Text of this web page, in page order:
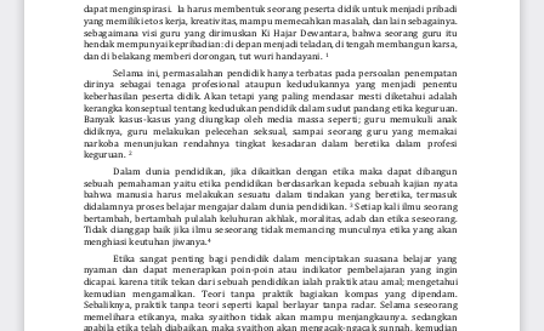
dapat menginspirasi.  Ia harus membentuk seorang peserta didik untuk menjadi pribadi
yang memiliki etos kerja, kreativitas, mampu memecahkan masalah, dan lain sebagainya.
sebagaimana  visi  guru  yang  dirimuskan  Ki  Hajar  Dewantara,  bahwa  seorang  guru  itu
hendak mempunyai kepribadian: di depan menjadi teladan, di tengah membangun karsa,
dan di belakang memberi dorongan, tut wuri handayani.
1
Selama  ini,  permasalahan  pendidik  hanya  terbatas  pada  persoalan  penempatan
dirinya   sebagai   tenaga   profesional   ataupun   kedudukannya   yang   menjadi   penentu
keberhasilan  peserta  didik.  Akan  tetapi  yang  paling  mendasar  mesti  diketahui  adalah
kerangka konseptual tentang kedudukan pendidik dalam sudut pandang etika keguruan.
Banyak  kasus-kasus  yang  diungkap  oleh  media  massa  seperti;  guru  memukuli  anak
didiknya,  guru  melakukan  pelecehan  seksual,  sampai  seorang  guru  yang  memakai
narkoba   menunjukan   rendahnya   tingkat kesadaran   dalam   beretika   dalam   profesi
keguruan.
2
Dalam  dunia  pendidikan,  jika  dikaitkan  dengan  etika  maka  dapat  dibangun
sebuah  pemahaman  yaitu  etika  pendidikan  berdasarkan  kepada  sebuah  kajian  nyata
bahwa  manusia  harus  melakukan  sesuatu  dalam  tindakan yang  beretika,  termasuk
didalamnya proses belajar mengajar dalam dunia pendidikan.
3 Setiap kali ilmu seorang
bertambah,  bertambah  pulalah  keluhuran  akhlak,  moralitas,  adab  dan  etika  seseorang.
Tidak  dianggap  baik  jika  ilmu  seseorang  tidak  memancing  munculnya  etika  yang  akan
menghiasi keutuhan jiwanya. 4
Etika  sangat  penting  bagi  pendidik  dalam  menciptakan  suasana  belajar  yang
nyaman  dan  dapat  menerapkan  poin-poin  atau  indikator  pembelajaran  yang  ingin
dicapai. karena titik tekan dari sebuah pendidikan ialah praktik atau amal; mengetahui
kemudian   mengamalkan.
Teori   tanpa   praktik   bagiakan   kompas   yang   dipendam.
Sebaliknya,  praktik  tanpa  teori  seperti  kapal  berlayar  tanpa  radar. Selama  seseorang
memelihara  etikanya,  maka  syaithon  tidak  akan  mampu  menjangkaunya. sedangkan
apabila etika telah diabaikan, maka syaithon akan mengacak-ngacak sunnah, kemudian